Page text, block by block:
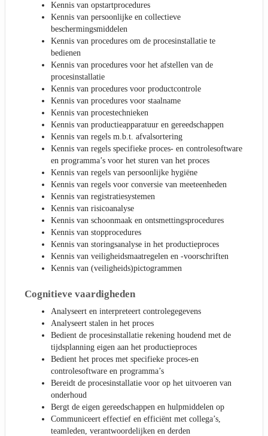
Kennis van opstartprocedures
Kennis van persoonlijke en collectieve
beschermingsmiddelen
Kennis van procedures om de procesinstallatie te
bedienen
Kennis van procedures voor het afstellen van de
procesinstallatie
Kennis van procedures voor productcontrole
Kennis van procedures voor staalname
Kennis van procestechnieken
Kennis van productieapparatuur en gereedschappen
Kennis van regels m.b.t. afvalsortering
Kennis van regels specifieke proces- en controlesoftware
en programma’s voor het sturen van het proces
Kennis van regels van persoonlijke hygiëne
Kennis van regels voor conversie van meeteenheden
Kennis van registratiesystemen
Kennis van risicoanalyse
Kennis van schoonmaak en ontsmettingsprocedures
Kennis van stopprocedures
Kennis van storingsanalyse in het productieproces
Kennis van veiligheidsmaatregelen en -voorschriften
Kennis van (veiligheids)pictogrammen
Cognitieve vaardigheden
Analyseert en interpreteert controlegegevens
Analyseert stalen in het proces
Bedient de procesinstallatie rekening houdend met de
tijdsplanning eigen aan het productieproces
Bedient het proces met specifieke proces-en
controlesoftware en programma’s
Bereidt de procesinstallatie voor op het uitvoeren van
onderhoud
Bergt de eigen gereedschappen en hulpmiddelen op
Communiceert effectief en efficiënt met collega’s,
teamleden, verantwoordelijken en derden